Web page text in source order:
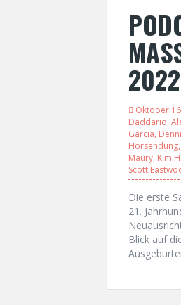
Oktober
Daddario,
Garcia,
Hörsendung,
Maury, Kim
Scott
Die erste
21.
Blick auf